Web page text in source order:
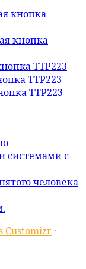
кнопка
кнопка
TTP223
TTP223
TTP223
системами с
человека
Customizr ·